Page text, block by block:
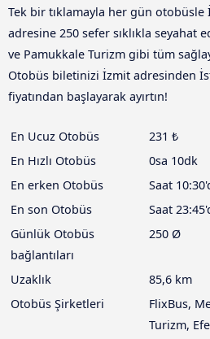
Tek bir tıklamayla her gün
adresine 250 sefer sıklıkla seyahat
ve Pamukkale Turizm gibi tüm
Otobüs biletinizi İzmit adresinden
fiyatından başlayarak ayırtın!
En Ucuz Otobüs
231 ₺
En Hızlı Otobüs
0sa 10dk
En erken Otobüs
Saat
En son Otobüs
Saat
Günlük Otobüs
bağlantıları
250 Ø
Uzaklık
85,6 km
Otobüs Şirketleri
FlixBus,
Turizm,